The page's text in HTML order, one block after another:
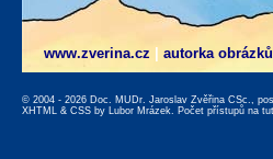
www.zverina.cz autorka
© 2004 - 2026 Doc. MUDr. Jaroslav Zvěřina CSc.,
XHTML & CSS by Lubor Mrázek. Počet přístupů na